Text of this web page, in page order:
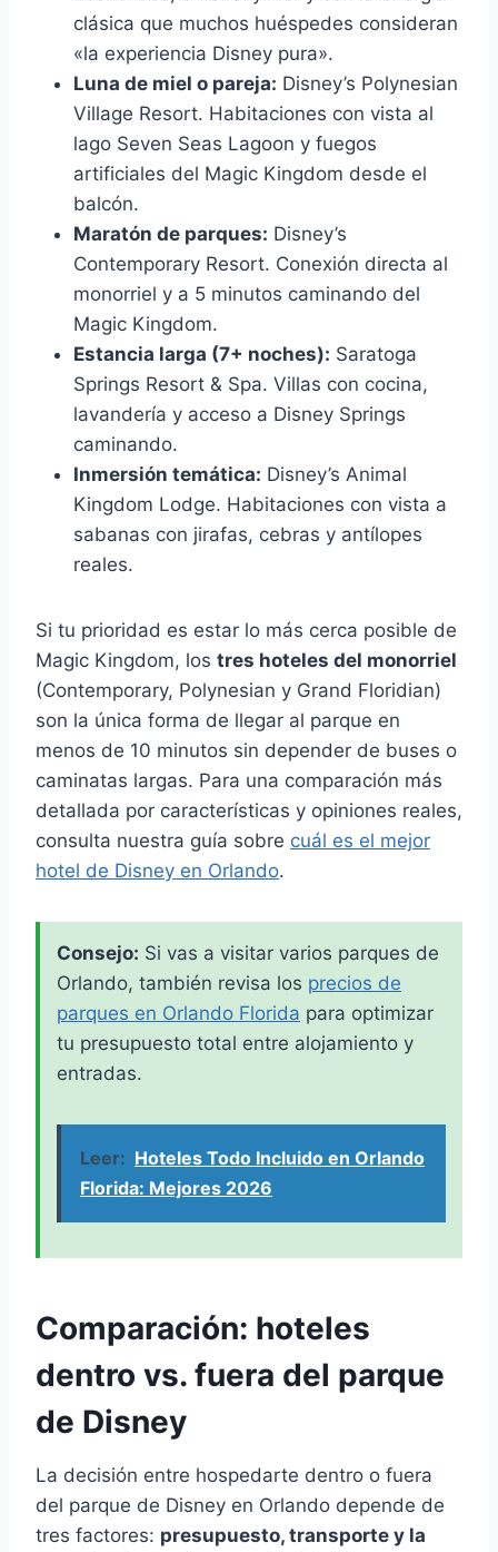
clásica que muchos huéspedes consideran
«la experiencia Disney pura».
Luna de miel o pareja: Disney’s Polynesian
Village Resort. Habitaciones con vista al
lago Seven Seas Lagoon y fuegos
artificiales del Magic Kingdom desde el
balcón.
Maratón de parques: Disney’s
Contemporary Resort. Conexión directa al
monorriel y a 5 minutos caminando del
Magic Kingdom.
Estancia larga (7+ noches): Saratoga
Springs Resort & Spa. Villas con cocina,
lavandería y acceso a Disney Springs
caminando.
Inmersión temática: Disney’s Animal
Kingdom Lodge. Habitaciones con vista a
sabanas con jirafas, cebras y antílopes
reales.
Si tu prioridad es estar lo más cerca posible de
Magic Kingdom, los tres hoteles del monorriel
(Contemporary, Polynesian y Grand Floridian)
son la única forma de llegar al parque en
menos de 10 minutos sin depender de buses o
caminatas largas. Para una comparación más
detallada por características y opiniones reales,
consulta nuestra guía sobre cuál es el mejor
hotel de Disney en Orlando.
Consejo: Si vas a visitar varios parques de
Orlando, también revisa los precios de
parques en Orlando Florida para optimizar
tu presupuesto total entre alojamiento y
entradas.
Leer: Hoteles Todo Incluido en Orlando
Florida: Mejores 2026
Comparación: hoteles
dentro vs. fuera del parque
de Disney
La decisión entre hospedarte dentro o fuera
del parque de Disney en Orlando depende de
tres factores: presupuesto, transporte y la